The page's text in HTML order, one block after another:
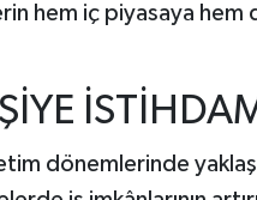
hem iç piyasaya hem
dönemlerinde